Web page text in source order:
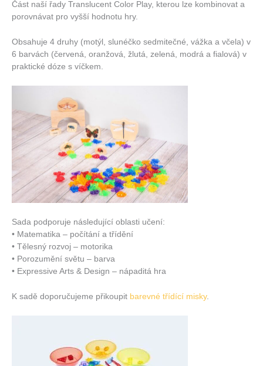
Část naší řady Translucent Color Play, kterou lze kombinovat a
porovnávat pro vyšší hodnotu hry.
Obsahuje 4 druhy (motýl, slunéčko sedmitečné, vážka a včela) v
6 barvách (červená, oranžová, žlutá, zelená, modrá a fialová) v
praktické dóze s víčkem.
Sada podporuje následující oblasti učení:
• Matematika – počítání a třídění
• Tělesný rozvoj – motorika
• Porozumění světu – barva
• Expressive Arts & Design – nápaditá hra
K sadě doporučujeme přikoupit barevné třídící misky.